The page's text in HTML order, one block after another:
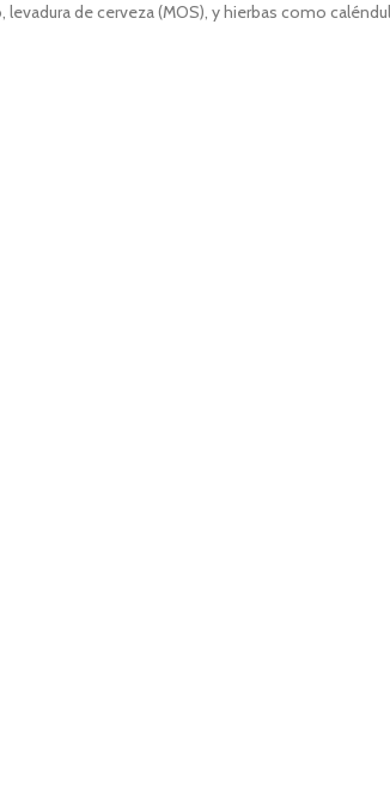
de cerveza (MOS), y hierbas como